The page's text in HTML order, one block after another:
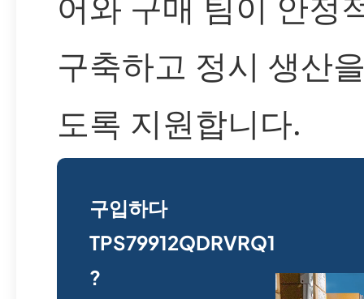
구축하고 정시 생산
도록 지원합니다.
구입하다
TPS79912QDRVRQ1
?